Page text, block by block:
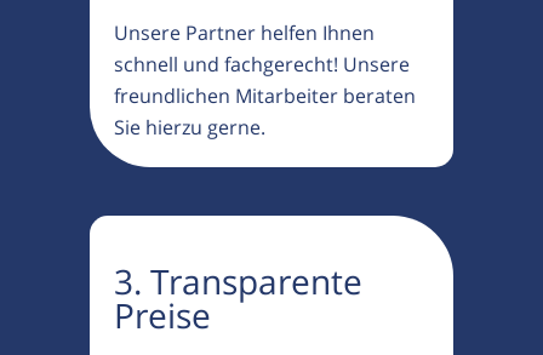
Unsere Partner helfen Ihnen
schnell und fachgerecht! Unsere
freundlichen Mitarbeiter beraten
Sie hierzu gerne.
3. Transparente
Preise